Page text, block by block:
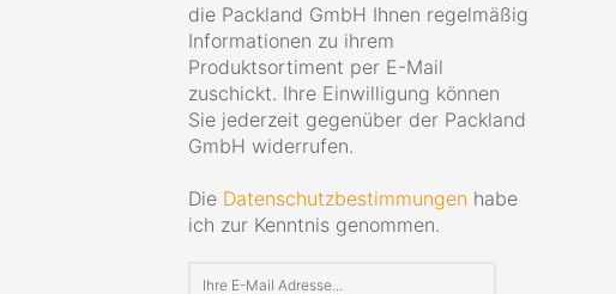
die Packland GmbH Ihnen regelmäßig
Informationen zu ihrem
Produktsortiment per E-Mail
zuschickt. Ihre Einwilligung können
Sie jederzeit gegenüber der Packland
GmbH widerrufen.
Die Datenschutzbestimmungen habe
ich zur Kenntnis genommen.